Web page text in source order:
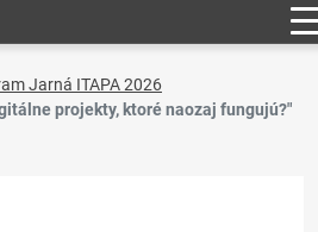
Jarná ITAPA 2026
projekty, ktoré naozaj fungujú?"